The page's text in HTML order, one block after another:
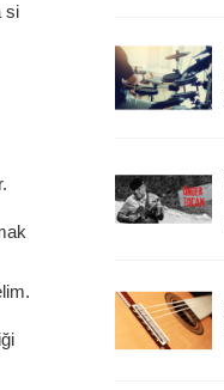
si